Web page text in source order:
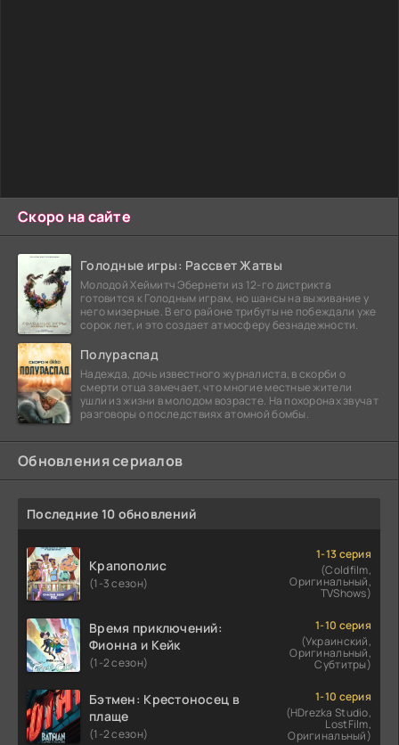
Скоро на сайте
Голодные игры: Рассвет Жатвы
Молодой Хеймитч Эбернети из 12-го дистрикта
готовится к Голодным играм, но шансы на выживание у
него мизерные. В его районе трибуты не побеждали уже
сорок лет, и это создает атмосферу безнадежности.
Полураспад
Надежда, дочь известного журналиста, в скорби о
смерти отца замечает, что многие местные жители
ушли из жизни в молодом возрасте. На похоронах звучат
разговоры о последствиях атомной бомбы.
Обновления сериалов
Последние 10 обновлений
Крапополис
(1-3 сезон)
1-13 серия
(Coldfilm,
Оригинальный,
TVShows)
Время приключений:
Фионна и Кейк
(1-2 сезон)
1-10 серия
(Украинский,
Оригинальный,
Субтитры)
Бэтмен: Крестоносец в
плаще
(1-2 сезон)
1-10 серия
(HDrezka Studio,
LostFilm,
Оригинальный)